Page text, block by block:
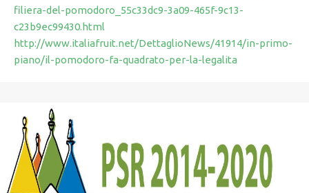
filiera-del-pomodoro_55c33dc9-3a09-465f-9c13-
c23b9ec99430.html
http://www.italiafruit.net/DettaglioNews/41914/in-primo-
piano/il-pomodoro-fa-quadrato-per-la-legalita